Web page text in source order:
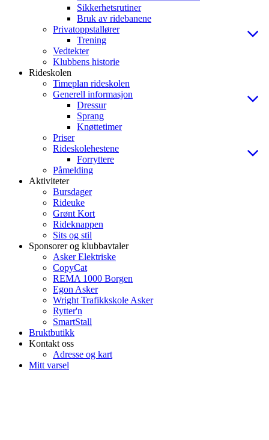
Sikkerhetsrutiner
Bruk av ridebanene
Privatoppstallører
Trening
Vedtekter
Klubbens historie
Rideskolen
Timeplan rideskolen
Generell informasjon
Dressur
Sprang
Knøttetimer
Priser
Rideskolehestene
Forryttere
Påmelding
Aktiviteter
Bursdager
Rideuke
Grønt Kort
Rideknappen
Sits og stil
Sponsorer og klubbavtaler
Asker Elektriske
CopyCat
REMA 1000 Borgen
Egon Asker
Wright Trafikkskole Asker
Rytter'n
SmartStall
Bruktbutikk
Kontakt oss
Adresse og kart
Mitt varsel